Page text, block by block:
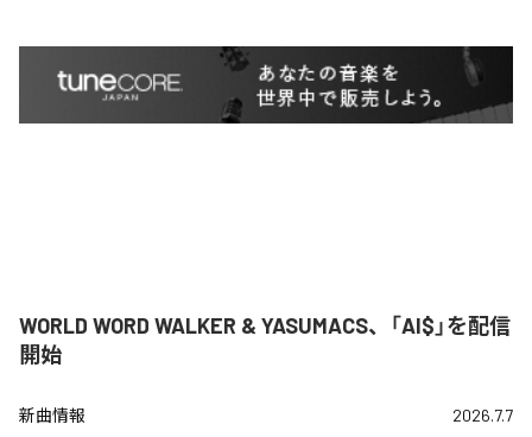
WORLD WORD WALKER & YASUMACS、「AI$」を配信
開始
新曲情報 2026.7.7